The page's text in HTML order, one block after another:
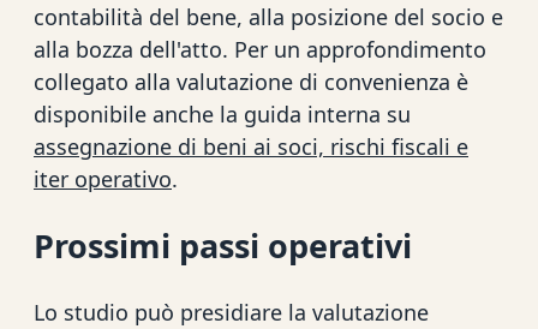
contabilità del bene, alla posizione del socio e
alla bozza dell'atto. Per un approfondimento
collegato alla valutazione di convenienza è
disponibile anche la guida interna su
assegnazione di beni ai soci, rischi fiscali e
iter operativo.
Prossimi passi operativi
Lo studio può presidiare la valutazione